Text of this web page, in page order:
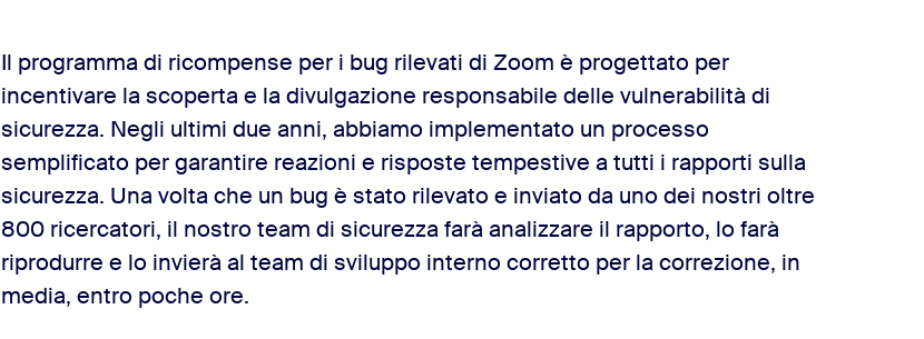
Il programma di ricompense per i bug rilevati di Zoom è progettato per
incentivare la scoperta e la divulgazione responsabile delle vulnerabilità di
sicurezza. Negli ultimi due anni, abbiamo implementato un processo
semplificato per garantire reazioni e risposte tempestive a tutti i rapporti sulla
sicurezza. Una volta che un bug è stato rilevato e inviato da uno dei nostri oltre
800 ricercatori, il nostro team di sicurezza farà analizzare il rapporto, lo farà
riprodurre e lo invierà al team di sviluppo interno corretto per la correzione, in
media, entro poche ore.